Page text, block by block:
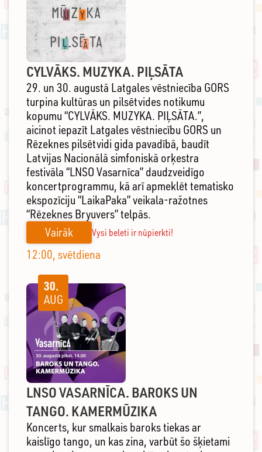
CYLVĀKS. MUZYKA. PIĻSĀTA
29. un 30. augustā Latgales vēstniecība GORS
turpina kultūras un pilsētvides notikumu
kopumu “CYLVĀKS. MUZYKA. PIĻSĀTA.”,
aicinot iepazīt Latgales vēstniecību GORS un
Rēzeknes pilsētvidi gida pavadībā, baudīt
Latvijas Nacionālā simfoniskā orķestra
festivāla “LNSO Vasarnīca” daudzveidīgo
koncertprogrammu, kā arī apmeklēt tematisko
ekspozīciju “LaikaPaka” veikala-ražotnes
“Rēzeknes Bryuvers” telpās.
Vairāk
Vysi beleti ir nūpierkti!
12:00, svētdiena
LNSO VASARNĪCA. BAROKS UN
TANGO. KAMERMŪZIKA
Koncerts, kur smalkais baroks tiekas ar
kaislīgo tango, un kas zina, varbūt šo šķietami
30.
AUG